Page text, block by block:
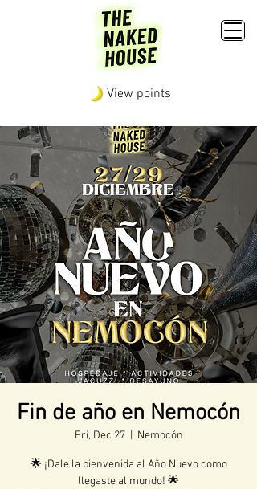
View points
Fin de año en Nemocón
Fri, Dec 27
  |
Nemocón
🌟 ¡Dale la bienvenida al Año Nuevo como
llegaste al mundo! 🌟